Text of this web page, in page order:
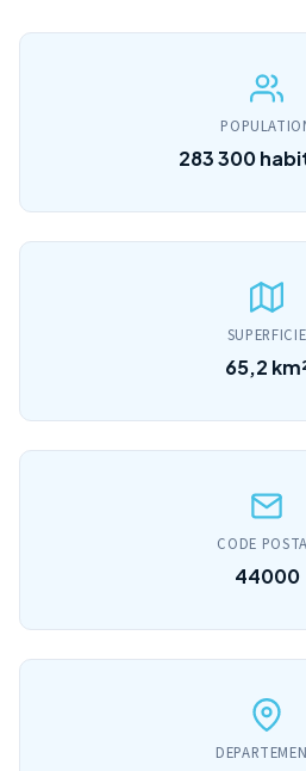
283 300
SUPERFICIE
65,2
CODE
44000